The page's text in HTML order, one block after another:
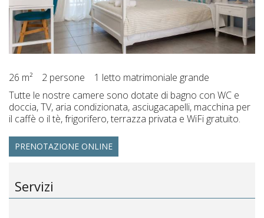
26 m² 2 persone 1 letto matrimoniale grande
Tutte le nostre camere sono dotate di bagno con WC e
doccia, TV, aria condizionata, asciugacapelli, macchina per
il caffè o il tè, frigorifero, terrazza privata e WiFi gratuito.
PRENOTAZIONE ONLINE
Servizi